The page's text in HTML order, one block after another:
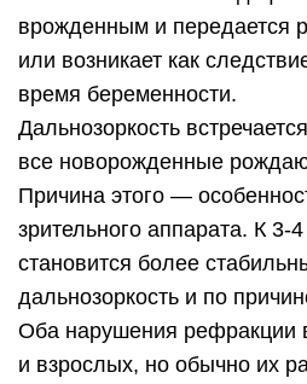
врожденным и передается
или возникает как
время беременности.
Дальнозоркость
все новорожденные
Причина этого —
зрительного аппарата. К 3-
становится более
дальнозоркость и по
Оба нарушения рефракции
и взрослых, но обычно их